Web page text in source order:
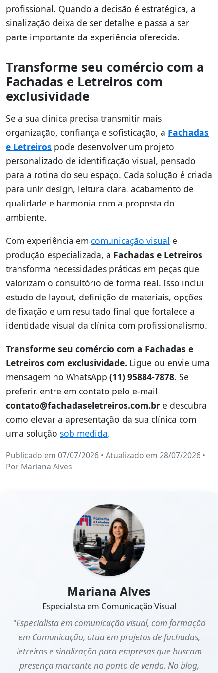
profissional. Quando a decisão é estratégica, a
sinalização deixa de ser detalhe e passa a ser
parte importante da experiência oferecida.
Transforme seu comércio com a
Fachadas e Letreiros com
exclusividade
Se a sua clínica precisa transmitir mais
organização, confiança e sofisticação, a Fachadas
e Letreiros pode desenvolver um projeto
personalizado de identificação visual, pensado
para a rotina do seu espaço. Cada solução é criada
para unir design, leitura clara, acabamento de
qualidade e harmonia com a proposta do
ambiente.
Com experiência em comunicação visual e
produção especializada, a Fachadas e Letreiros
transforma necessidades práticas em peças que
valorizam o consultório de forma real. Isso inclui
estudo de layout, definição de materiais, opções
de fixação e um resultado final que fortalece a
identidade visual da clínica com profissionalismo.
Transforme seu comércio com a Fachadas e
Letreiros com exclusividade. Ligue ou envie uma
mensagem no WhatsApp (11) 95884-7878. Se
preferir, entre em contato pelo e-mail
contato@fachadaseletreiros.com.br e descubra
como elevar a apresentação da sua clínica com
uma solução sob medida.
Publicado em 07/07/2026 • Atualizado em 28/07/2026 •
Por Mariana Alves
Mariana Alves
Especialista em Comunicação Visual
"Especialista em comunicação visual, com formação
em Comunicação, atua em projetos de fachadas,
letreiros e sinalização para empresas que buscam
presença marcante no ponto de venda. No blog,